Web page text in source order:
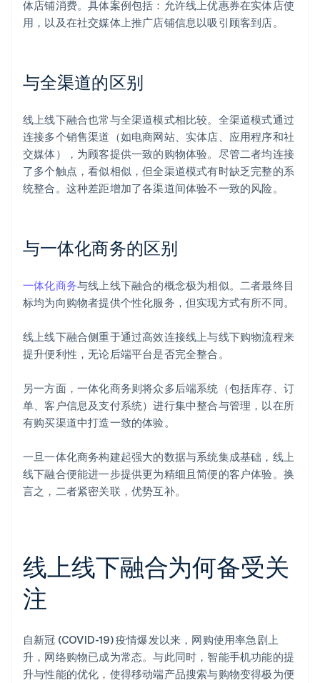
体店铺消费。具体案例包括：允许线上优惠券在实体店使
用，以及在社交媒体上推广店铺信息以吸引顾客到店。
与全渠道的区别
线上线下融合也常与全渠道模式相比较。全渠道模式通过
连接多个销售渠道（如电商网站、实体店、应用程序和社
交媒体），为顾客提供一致的购物体验。尽管二者均连接
了多个触点，看似相似，但全渠道模式有时缺乏完整的系
统整合。这种差距增加了各渠道间体验不一致的风险。
与一体化商务的区别
一体化商务与线上线下融合的概念极为相似。二者最终目
标均为向购物者提供个性化服务，但实现方式有所不同。
线上线下融合侧重于通过高效连接线上与线下购物流程来
提升便利性，无论后端平台是否完全整合。
另一方面，一体化商务则将众多后端系统（包括库存、订
单、客户信息及支付系统）进行集中整合与管理，以在所
有购买渠道中打造一致的体验。
一旦一体化商务构建起强大的数据与系统集成基础，线上
线下融合便能进一步提供更为精细且简便的客户体验。换
言之，二者紧密关联，优势互补。
线上线下融合为何备受关
注
自新冠 (COVID-19) 疫情爆发以来，网购使用率急剧上
升，网络购物已成为常态。与此同时，智能手机功能的提
升与性能的优化，使得移动端产品搜索与购物变得极为便